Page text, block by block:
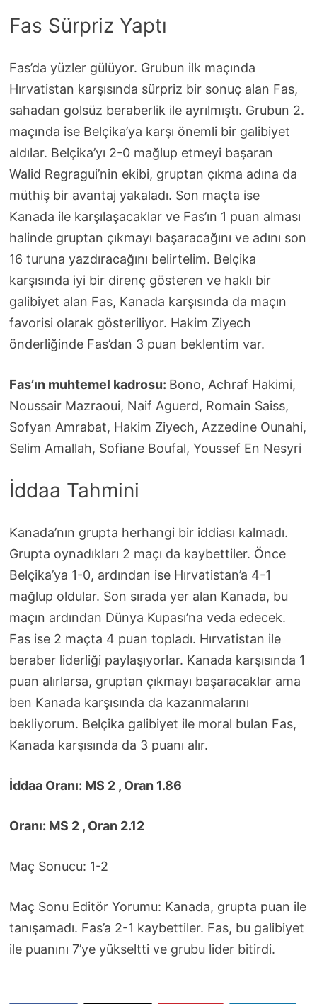
Fas Sürpriz Yaptı
Fas’da yüzler gülüyor. Grubun ilk maçında
Hırvatistan karşısında sürpriz bir sonuç alan Fas,
sahadan golsüz beraberlik ile ayrılmıştı. Grubun 2.
maçında ise Belçika’ya karşı önemli bir galibiyet
aldılar. Belçika’yı 2-0 mağlup etmeyi başaran
Walid Regragui’nin ekibi, gruptan çıkma adına da
müthiş bir avantaj yakaladı. Son maçta ise
Kanada ile karşılaşacaklar ve Fas’ın 1 puan alması
halinde gruptan çıkmayı başaracağını ve adını son
16 turuna yazdıracağını belirtelim. Belçika
karşısında iyi bir direnç gösteren ve haklı bir
galibiyet alan Fas, Kanada karşısında da maçın
favorisi olarak gösteriliyor. Hakim Ziyech
önderliğinde Fas’dan 3 puan beklentim var.
Fas’ın muhtemel kadrosu: Bono, Achraf Hakimi,
Noussair Mazraoui, Naif Aguerd, Romain Saiss,
Sofyan Amrabat, Hakim Ziyech, Azzedine Ounahi,
Selim Amallah, Sofiane Boufal, Youssef En Nesyri
İddaa Tahmini
Kanada’nın grupta herhangi bir iddiası kalmadı.
Grupta oynadıkları 2 maçı da kaybettiler. Önce
Belçika’ya 1-0, ardından ise Hırvatistan’a 4-1
mağlup oldular. Son sırada yer alan Kanada, bu
maçın ardından Dünya Kupası’na veda edecek.
Fas ise 2 maçta 4 puan topladı. Hırvatistan ile
beraber liderliği paylaşıyorlar. Kanada karşısında 1
puan alırlarsa, gruptan çıkmayı başaracaklar ama
ben Kanada karşısında da kazanmalarını
bekliyorum. Belçika galibiyet ile moral bulan Fas,
Kanada karşısında da 3 puanı alır.
İddaa Oranı: MS 2 , Oran 1.86
Oranı: MS 2 , Oran 2.12
Maç Sonucu: 1-2
Maç Sonu Editör Yorumu: Kanada, grupta puan ile
tanışamadı. Fas’a 2-1 kaybettiler. Fas, bu galibiyet
ile puanını 7’ye yükseltti ve grubu lider bitirdi.